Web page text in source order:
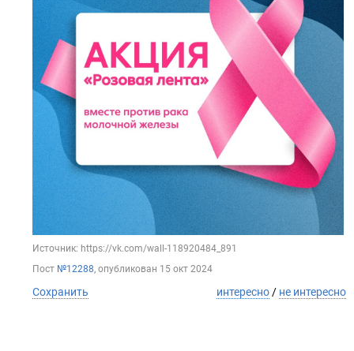
Источник: https://vk.com/wall-118920484_891
Пост №12288, опубликован 15 окт 2024
Сохранить интересно / не интересно